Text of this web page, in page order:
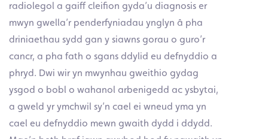
radiolegol a gaiff cleifion gyda’u diagnosis er
mwyn gwella’r penderfyniadau ynglyn â pha
driniaethau sydd gan y siawns gorau o guro’r
cancr, a pha fath o sgans ddylid eu defnyddio a
phryd. Dwi wir yn mwynhau gweithio gydag
ysgod o bobl o wahanol arbenigedd ac ysbytai,
a gweld yr ymchwil sy’n cael ei wneud yma yn
cael eu defnyddio mewn gwaith dydd i ddydd.